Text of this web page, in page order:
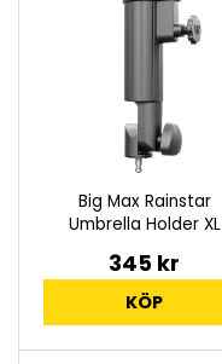
Big Max Rainstar
Umbrella Holder XL
345 kr
KÖP